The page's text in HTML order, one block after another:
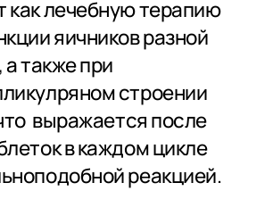
как лечебную терапию
яичников разной
также при
строении
выражается после
в каждом цикле
реакцией.